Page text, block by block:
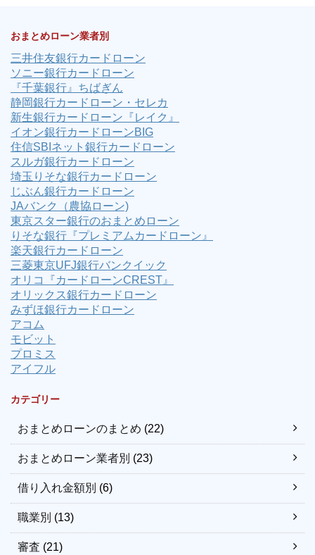
おまとめローン業者別
三井住友銀行カードローン
ソニー銀行カードローン
『千葉銀行』ちばぎん
静岡銀行カードローン・セレカ
新生銀行カードローン『レイク』
イオン銀行カードローンBIG
住信SBIネット銀行カードローン
スルガ銀行カードローン
埼玉りそな銀行カードローン
じぶん銀行カードローン
JAバンク（農協ローン)
東京スター銀行のおまとめローン
りそな銀行『プレミアムカードローン』
楽天銀行カードローン
三菱東京UFJ銀行バンクイック
オリコ『カードローンCREST』
オリックス銀行カードローン
みずほ銀行カードローン
アコム
モビット
プロミス
アイフル
カテゴリー
おまとめローンのまとめ (22)
おまとめローン業者別 (23)
借り入れ金額別 (6)
職業別 (13)
審査 (21)